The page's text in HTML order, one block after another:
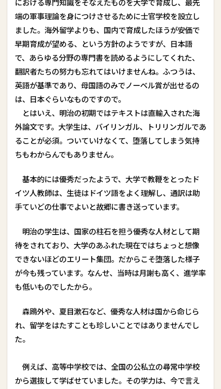
における専門知識をそなえたものを大学で育成し、最先
端の軍事理論を身につけさせるために士官学校を設立し
ました。海外留学よりも、国内で育成したほうが安価で
早期育成が望める、という方針のようですが、日本語
で、あらゆる分野の専門書を読めるようにしてくれた、
翻訳者たちの努力も忘れてはいけませんね。ふつうは、
英語が基準であり、母国語のみでノーベル賞が出せるの
は、日本ぐらいなものですので。
とはいえ、明治の初期ではテキストは直輸入された海
外論文です。大学生は、バイリンガル、トリリンガルであ
ることが必須。ついていけなくて、堕落してしまう気持
ちもわからんでもありません。
基本的には優秀だったようで、大学で教鞭をとったド
イツ人教師は、生徒はドイツ語をよく理解し、通訳は助
手ていどの仕事でよい――と故郷に書き送っています。
明治の学生は、国家の柱石を担う優秀な人材として期
待をされており、大学のあふれた現在ではちょっと想像
できないほどのエリート集団。だからこそ堕落した様子
が今も残っています。なんせ、当時は月謝も高く、進学率
も低いものでしたから。
森鴎外や、夏目漱石など、優秀な人材は国から命じら
れ、留学をはたすことも珍しいことではありませんでし
た。
例えば、高等中学校では、全国の公私立の尋常中学校
から選抜して学ばせていました。その学力は、今で言え